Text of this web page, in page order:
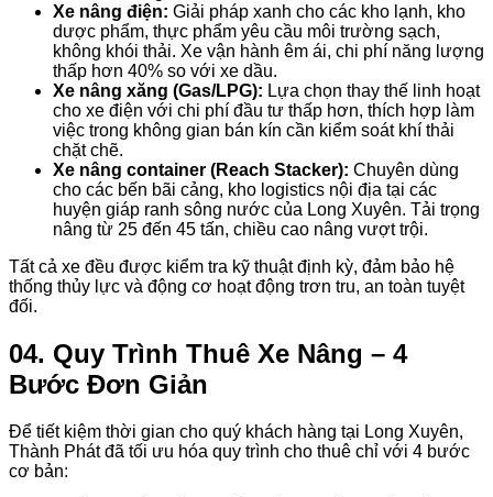
Xe nâng điện: Giải pháp xanh cho các kho lạnh, kho
dược phẩm, thực phẩm yêu cầu môi trường sạch,
không khói thải. Xe vận hành êm ái, chi phí năng lượng
thấp hơn 40% so với xe dầu.
Xe nâng xăng (Gas/LPG): Lựa chọn thay thế linh hoạt
cho xe điện với chi phí đầu tư thấp hơn, thích hợp làm
việc trong không gian bán kín cần kiểm soát khí thải
chặt chẽ.
Xe nâng container (Reach Stacker): Chuyên dùng
cho các bến bãi cảng, kho logistics nội địa tại các
huyện giáp ranh sông nước của Long Xuyên. Tải trọng
nâng từ 25 đến 45 tấn, chiều cao nâng vượt trội.
Tất cả xe đều được kiểm tra kỹ thuật định kỳ, đảm bảo hệ
thống thủy lực và động cơ hoạt động trơn tru, an toàn tuyệt
đối.
04. Quy Trình Thuê Xe Nâng – 4
Bước Đơn Giản
Để tiết kiệm thời gian cho quý khách hàng tại Long Xuyên,
Thành Phát đã tối ưu hóa quy trình cho thuê chỉ với 4 bước
cơ bản: